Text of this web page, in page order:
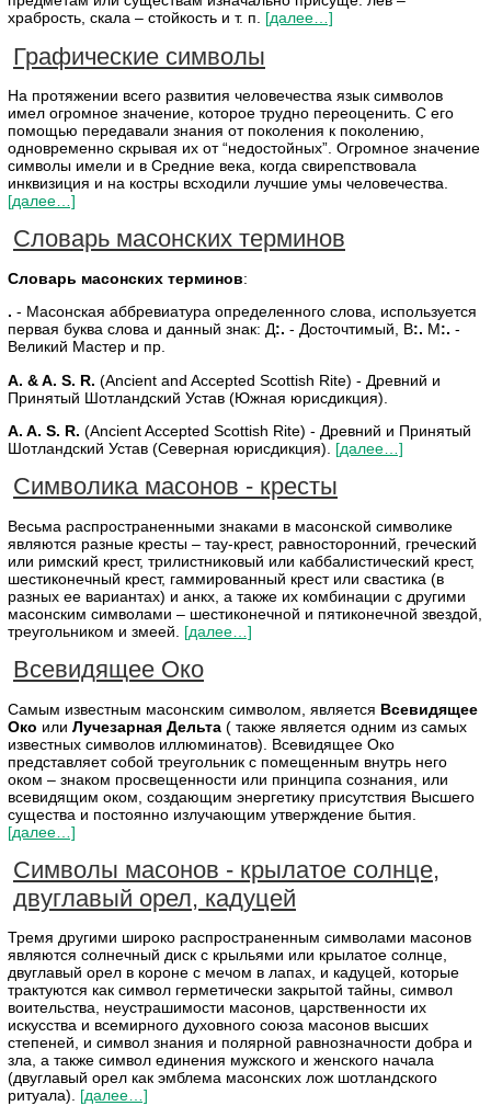
храбрость, скала – стойкость и т. п. [далее…]
Графические символы
На протяжении всего развития человечества язык символов
имел огромное значение, которое трудно переоценить. С его
помощью передавали знания от поколения к поколению,
одновременно скрывая их от “недостойных”. Огромное значение
символы имели и в Средние века, когда свирепствовала
инквизиция и на костры всходили лучшие умы человечества.
[далее…]
Словарь масонских терминов
Словарь масонских терминов:
. - Масонская аббревиатура определенного слова, используется
первая буква слова и данный знак: Д:. - Досточтимый, В:. М:. -
Великий Мастер и пр.
A. & A. S. R. (Ancient and Accepted Scottish Rite) - Древний и
Принятый Шотландский Устав (Южная юрисдикция).
A. A. S. R. (Ancient Accepted Scottish Rite) - Древний и Принятый
Шотландский Устав (Северная юрисдикция). [далее…]
Символика масонов - кресты
Весьма распространенными знаками в масонской символике
являются разные кресты – тау-крест, равносторонний, греческий
или римский крест, трилистниковый или каббалистический крест,
шестиконечный крест, гаммированный крест или свастика (в
разных ее вариантах) и анкх, а также их комбинации с другими
масонским символами – шестиконечной и пятиконечной звездой,
треугольником и змеей. [далее…]
Всевидящее Око
Самым известным масонским символом, является Всевидящее
Око или Лучезарная Дельта ( также является одним из самых
известных символов иллюминатов). Всевидящее Око
представляет собой треугольник с помещенным внутрь него
оком – знаком просвещенности или принципа сознания, или
всевидящим оком, создающим энергетику присутствия Высшего
существа и постоянно излучающим утверждение бытия.
[далее…]
Символы масонов - крылатое солнце,
двуглавый орел, кадуцей
Тремя другими широко распространенным символами масонов
являются солнечный диск с крыльями или крылатое солнце,
двуглавый орел в короне с мечом в лапах, и кадуцей, которые
трактуются как символ герметически закрытой тайны, символ
воительства, неустрашимости масонов, царственности их
искусства и всемирного духовного союза масонов высших
степеней, и символ знания и полярной равнозначности добра и
зла, а также символ единения мужского и женского начала
(двуглавый орел как эмблема масонских лож шотландского
ритуала). [далее…]